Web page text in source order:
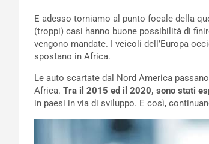
E adesso torniamo al punto focale della
(troppi) casi hanno buone possibilità di
vengono mandate. I veicoli dell’Europa
spostano in Africa.
Le auto scartate dal Nord America
Africa. Tra il 2015 ed il 2020, sono stati
in paesi in via di sviluppo. E così,